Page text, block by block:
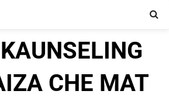
CHE MAT